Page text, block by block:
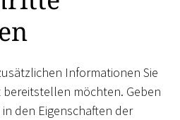
Informationen Sie
möchten. Geben
den Eigenschaften der